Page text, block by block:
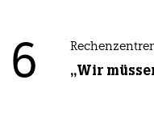
6 „Wir